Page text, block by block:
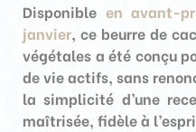
Disponible en avant-
janvier, ce beurre de
végétales a été conçu
de vie actifs, sans
la simplicité d’une
maîtrisée, fidèle à